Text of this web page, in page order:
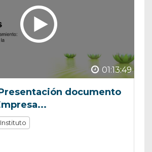
01:13:49
documento